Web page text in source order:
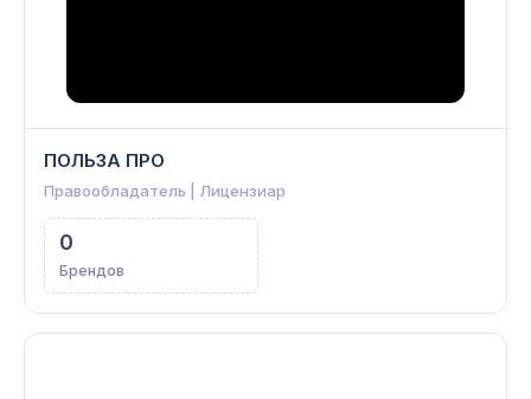
ПОЛЬЗА ПРО
Правообладатель | Лицензиар
0
Брендов